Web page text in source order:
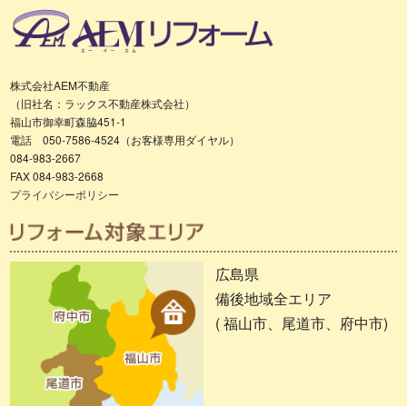
株式会社AEM不動産
（旧社名：ラックス不動産株式会社）
福山市御幸町森脇451-1
電話 050-7586-4524（お客様専用ダイヤル）
084-983-2667
FAX 084-983-2668
プライバシーポリシー
広島県
備後地域全エリア
( 福山市、尾道市、府中市)